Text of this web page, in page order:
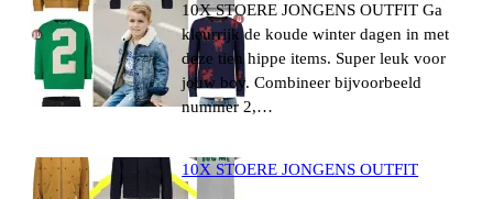
10X STOERE JONGENS OUTFIT Ga
kleurrijk de koude winter dagen in met
deze tien hippe items. Super leuk voor
jouw boy. Combineer bijvoorbeeld
nummer 2,…
10X STOERE JONGENS OUTFIT